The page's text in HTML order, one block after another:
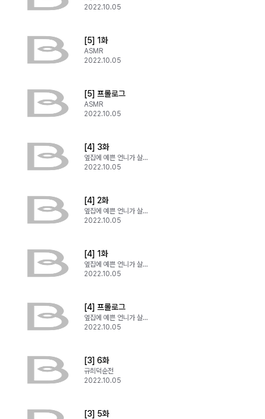
2022.10.05
[5] 1화
ASMR
2022.10.05
[5] 프롤로그
ASMR
2022.10.05
[4] 3화
옆집에 예쁜 언니가 살아요
2022.10.05
[4] 2화
옆집에 예쁜 언니가 살아요
2022.10.05
[4] 1화
옆집에 예쁜 언니가 살아요
2022.10.05
[4] 프롤로그
옆집에 예쁜 언니가 살아요
2022.10.05
[3] 6화
규희덕순전
2022.10.05
[3] 5화